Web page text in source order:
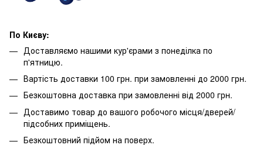
По Києву:
Доставляємо нашими кур'єрами з понеділка по
п'ятницю.
Вартість доставки 100 грн. при замовленні до 2000 грн.
Безкоштовна доставка при замовленні від 2000 грн.
Доставимо товар до вашого робочого місця/дверей/
підсобних приміщень.
Безкоштовний підйом на поверх.